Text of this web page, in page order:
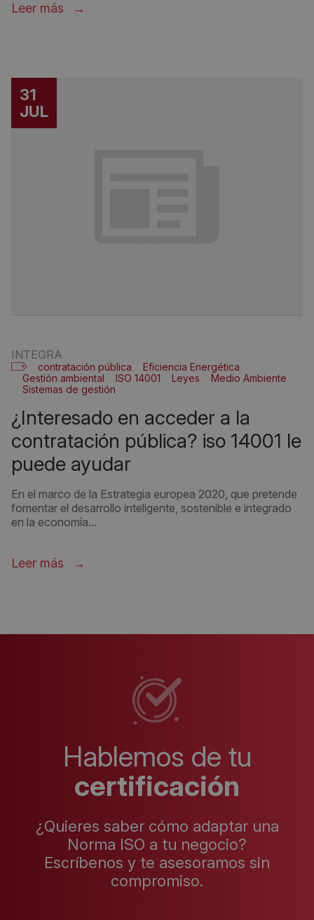
Leer más
31
JUL
INTEGRA
contratación pública
Eficiencia Energética
Gestión ambiental
ISO 14001 Leyes
Medio Ambiente
Sistemas de gestión
¿interesado en acceder a la
contratación pública? iso 14001 le
puede ayudar
En el marco de la Estrategia europea 2020, que pretende
fomentar el desarrollo inteligente, sostenible e integrado
en la economía...
Leer más
Hablemos de tu
certificación
¿Quieres saber cómo adaptar una
Norma ISO a tu negocio?
Escríbenos y te asesoramos sin
compromiso.